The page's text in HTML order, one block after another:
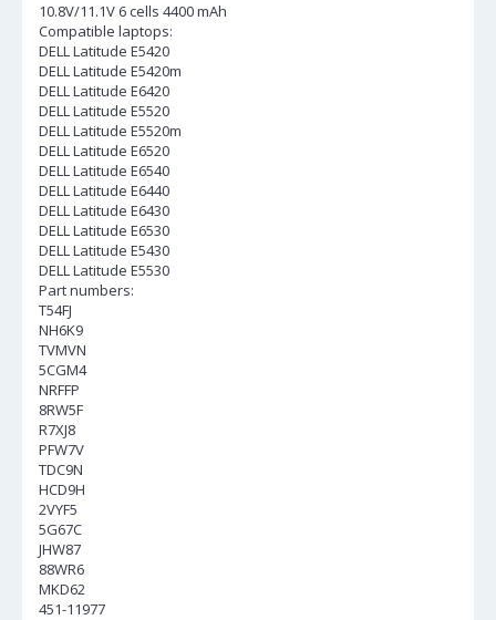
10.8V/11.1V 6 cells 4400 mAh
Compatible laptops:
DELL Latitude E5420
DELL Latitude E5420m
DELL Latitude E6420
DELL Latitude E5520
DELL Latitude E5520m
DELL Latitude E6520
DELL Latitude E6540
DELL Latitude E6440
DELL Latitude E6430
DELL Latitude E6530
DELL Latitude E5430
DELL Latitude E5530
Part numbers:
T54FJ
NH6K9
TVMVN
5CGM4
NRFFP
8RW5F
R7XJ8
PFW7V
TDC9N
HCD9H
2VYF5
5G67C
JHW87
88WR6
MKD62
451-11977